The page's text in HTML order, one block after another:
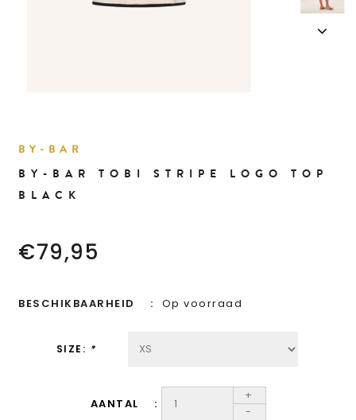
BY-BAR
BY-BAR TOBI STRIPE LOGO TOP
BLACK
€79,95
BESCHIKBAARHEID Op voorraad
SIZE: *
AANTAL
+
-